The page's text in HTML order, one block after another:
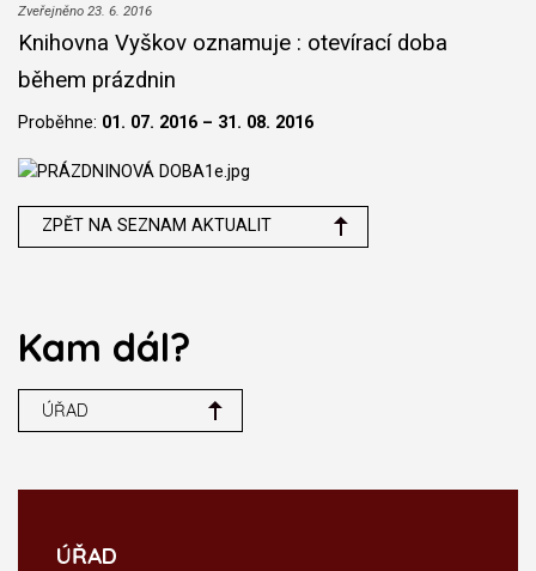
Zveřejněno 23. 6. 2016
Knihovna Vyškov oznamuje : otevírací doba
během prázdnin
Proběhne: 01. 07. 2016 – 31. 08. 2016
ZPĚT NA SEZNAM AKTUALIT
Kam dál?
ÚŘAD
ÚŘAD